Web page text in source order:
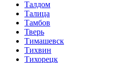
Талдом
Талица
Тамбов
Тверь
Тимашевск
Тихвин
Тихорецк